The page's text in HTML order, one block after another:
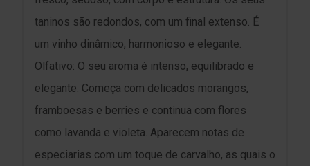
taninos são redondos, com um final extenso. É
um vinho dinâmico, harmonioso e elegante.
Olfativo: O seu aroma é intenso, equilibrado e
elegante. Começa com delicados morangos,
framboesas e berries e continua com flores
como lavanda e violeta. Aparecem notas de
especiarias com um toque de carvalho, as quais o